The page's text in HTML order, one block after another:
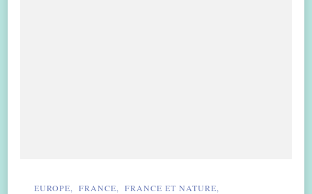
EUROPE FRANCE
FRANCE ET NATURE